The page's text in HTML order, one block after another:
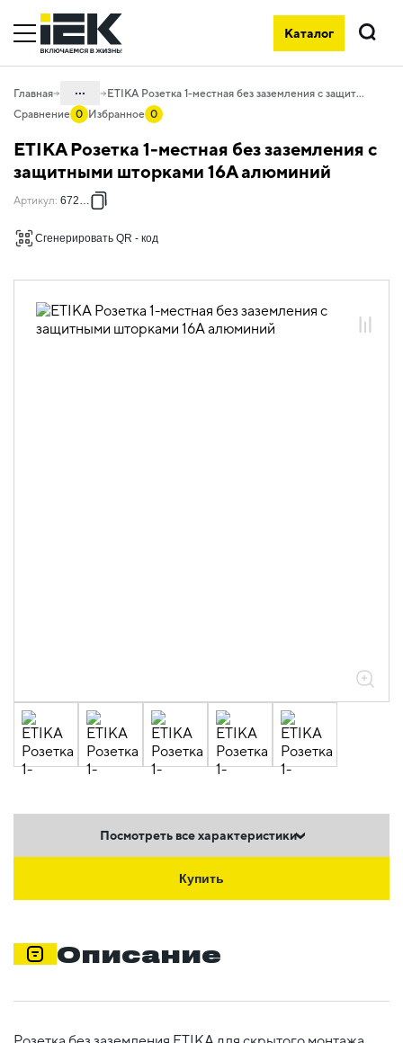
Каталог
Поиск
Главная ...
06. Изделия электроустановочные,
удлинители и силовые разъемы
06.01 Электроустановочные изделия
06.01.13 Электроустановочные
06.01.13.03 ЭУИ ETIKA: цвет
ETIKA Розетка 1-местная без заземления с защитными шторками 16А алюминий
Сравнение 0 Избранное 0
ETIKA Розетка 1-местная без заземления с
защитными шторками 16А алюминий
Артикул: 672434
Сгенерировать QR - код
Посмотреть все характеристики
Купить
Описание